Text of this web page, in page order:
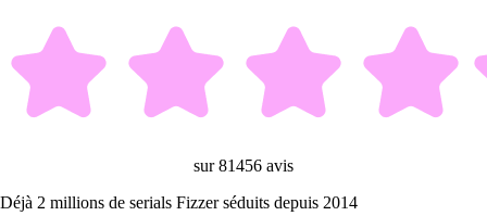
sur 81456 avis
Déjà 2 millions de serials Fizzer séduits depuis 2014